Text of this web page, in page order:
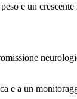
e un
e a un